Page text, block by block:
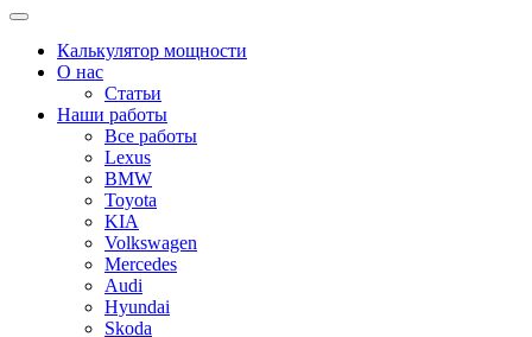
Калькулятор мощности
О нас
Статьи
Наши работы
Все работы
Lexus
BMW
Toyota
KIA
Volkswagen
Mercedes
Audi
Hyundai
Skoda